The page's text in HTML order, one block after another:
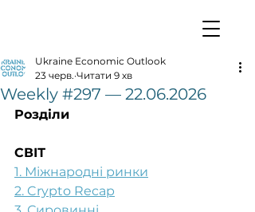
Weekly #297 — 22.06.2026
Ukraine Economic Outlook
23 черв. Читати 9 хв
Розділи
СВІТ
1. Міжнародні ринки
2. Crypto Recap